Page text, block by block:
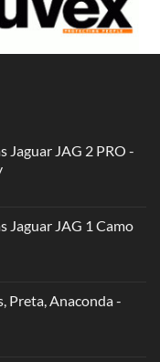
Jaguar JAG 2 PRO -
Jaguar JAG 1 Camo
Preta, Anaconda -